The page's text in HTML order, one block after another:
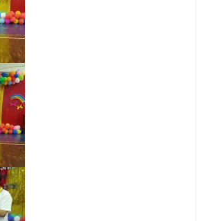
นอก
ต่อ
Scitech)
พื้นที่ 10 ไร่ ด้านหลังโรงสีข้าว
นบุรี
ลูกกล้วยเล็บมือนางฯ